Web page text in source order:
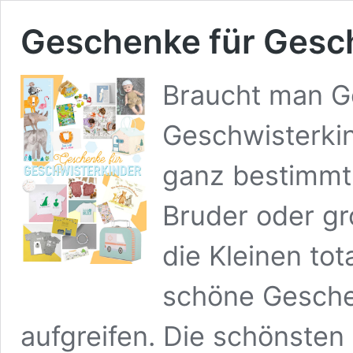
Geschenke für
Braucht man
ganz
Bruder oder
die Kleinen
schöne
aufgreifen. Die